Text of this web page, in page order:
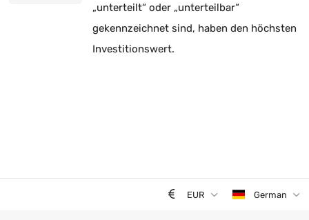
„unterteilt“ oder „unterteilbar“
gekennzeichnet sind, haben den höchsten
Investitionswert.
EUR German